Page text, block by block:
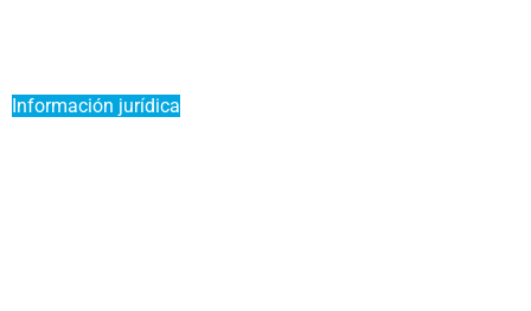
Información jurídica